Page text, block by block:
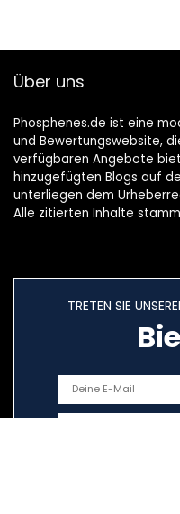
Über uns
Phosphenes.de ist eine
und Bewertungswebsite,
verfügbaren Angebote
hinzugefügten Blogs auf
unterliegen dem
Alle zitierten Inhalte
TRETEN SIE